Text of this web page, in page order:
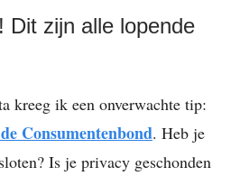
Dit zijn alle lopende
kreeg ik een onverwachte tip:
Consumentenbond. Heb je
Is je privacy geschonden